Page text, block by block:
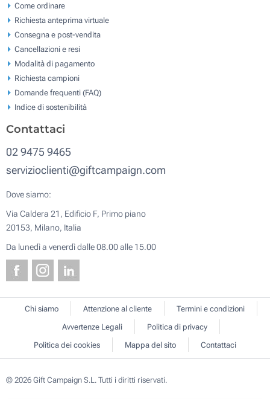
Come ordinare
Richiesta anteprima virtuale
Consegna e post-vendita
Cancellazioni e resi
Modalità di pagamento
Richiesta campioni
Domande frequenti (FAQ)
Indice di sostenibilità
Contattaci
02 9475 9465
servizioclienti@giftcampaign.com
Dove siamo:
Via Caldera 21, Edificio F, Primo piano
20153, Milano, Italia
Da lunedì a venerdì dalle 08.00 alle 15.00
Chi siamo Attenzione al cliente
Termini e condizioni
Avvertenze Legali
Politica di privacy
Politica dei cookies
Mappa del sito Contattaci
© 2026 Gift Campaign S.L. Tutti i diritti riservati.